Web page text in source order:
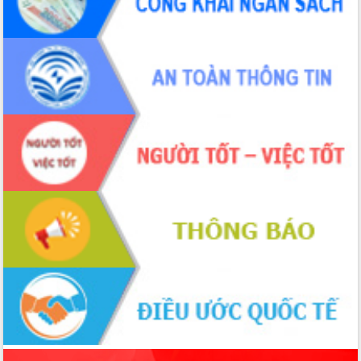
phá cơ chế - Hợp tác công tư
Đề án 06 tạo bước ngoặt đột phá trong
cải cách hành chính tỉnh Đắk Lắk
Kết nối tour, đẩy mạnh chuyển đổi số
để phát triển du lịch Đắk Lắk
Khởi động Dự án Đầu tư xây dựng hạ
tầng kỹ thuật Cụm công nghiệp Tân
Tiến
Gặp mặt các cơ quan báo chí nhân Kỷ
niệm 101 năm Ngày Báo chí Cách
mạng Việt Nam
Đắk Lắk sơ kết 4 năm triển khai thực
hiện Đề án 06 của Chính phủ
Họp báo thông tin về Hội nghị Công bố
Quy hoạch và Xúc tiến đầu tư tỉnh Đắk
Khơi thông điểm nghẽn, đẩy nhanh
giải ngân vốn khắc phục thiên tai
HĐND tỉnh thông qua điều chỉnh Quy
hoạch tỉnh thời kỳ 2021-2030